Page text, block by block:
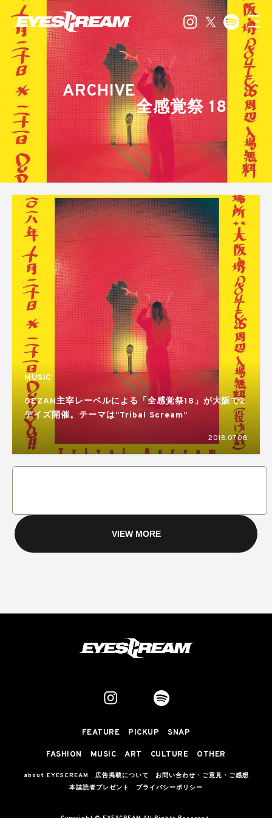
ARCHIVE
全感覚祭 18
MUSIC
GEZAN主宰レーベルによる「全感覚祭18」が大阪で2
デイズ開催。テーマは“Tribal Scream”
2018.07.08
VIEW MORE
FEATURE PICKUP SNAP
FASHION MUSIC ART CULTURE OTHER
about EYESCREAM 広告掲載について
お問い合わせ・ご意見・ご感想
本誌読者プレゼント
プライバシーポリシー